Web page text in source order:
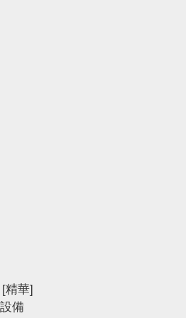
[精華]
備